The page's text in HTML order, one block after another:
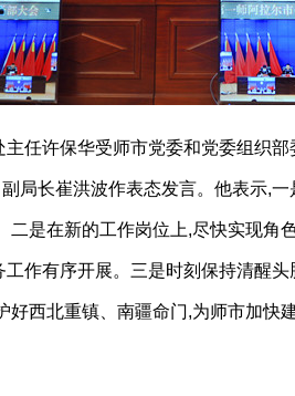
任许保华受师市党委和党委组织
局长崔洪波作表态发言。他表示,
二是在新的工作岗位上,尽快实现
作有序开展。三是时刻保持清醒
西北重镇、南疆命门,为师市加快